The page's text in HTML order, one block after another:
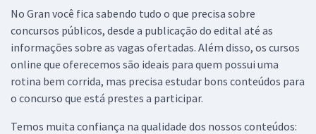
No Gran você fica sabendo tudo o que precisa sobre
concursos públicos, desde a publicação do edital até as
informações sobre as vagas ofertadas. Além disso, os cursos
online que oferecemos são ideais para quem possui uma
rotina bem corrida, mas precisa estudar bons conteúdos para
o concurso que está prestes a participar.
Temos muita confiança na qualidade dos nossos conteúdos: